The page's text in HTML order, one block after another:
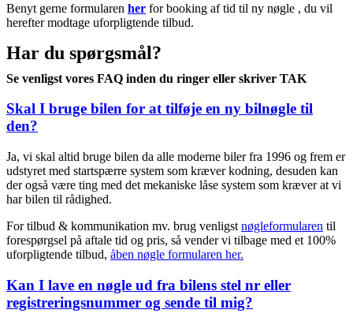
Benyt gerne formularen her for booking af tid til ny nøgle , du vil
herefter modtage uforpligtende tilbud.
Har du spørgsmål?
Se venligst vores FAQ inden du ringer eller skriver TAK
Skal I bruge bilen for at tilføje en ny bilnøgle til
den?
Ja, vi skal altid bruge bilen da alle moderne biler fra 1996 og frem er
udstyret med startspærre system som kræver kodning, desuden kan
der også være ting med det mekaniske låse system som kræver at vi
har bilen til rådighed.
For tilbud & kommunikation mv. brug venligst nøgleformularen til
forespørgsel på aftale tid og pris, så vender vi tilbage med et 100%
uforpligtende tilbud, åben nøgle formularen her.
Kan I lave en nøgle ud fra bilens stel nr eller
registreringsnummer og sende til mig?